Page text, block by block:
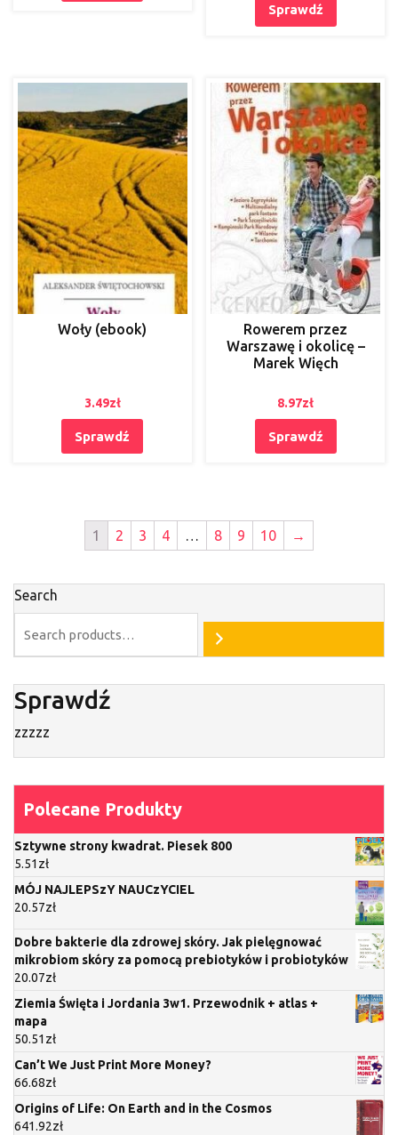
Sprawdź
Woły (ebook)
3.49zł
Sprawdź
Rowerem przez
Warszawę i okolicę –
Marek Więch
8.97zł
Sprawdź
1 2 3 4 … 8 9 10 →
Search
Sprawdź
zzzzz
Polecane Produkty
Sztywne strony kwadrat. Piesek 800
5.51 zł
MÓJ NAJLEPSzY NAUCzYCIEL
20.57zł
Dobre bakterie dla zdrowej skóry. Jak pielęgnować
mikrobiom skóry za pomocą prebiotyków i probiotyków
20.07zł
Ziemia Święta i Jordania 3w1. Przewodnik + atlas +
mapa
50.51 zł
Can’t We Just Print More Money?
66.68zł
Origins of Life: On Earth and in the Cosmos
641.92zł